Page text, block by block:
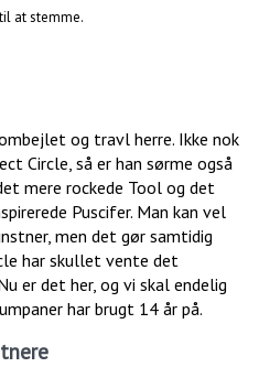
at stemme.
og travl herre. Ikke nok
Circle, så er han sørme også
mere rockede Tool og det
Puscifer. Man kan vel
men det gør samtidig
har skullet vente det
er det her, og vi skal endelig
har brugt 14 år på.